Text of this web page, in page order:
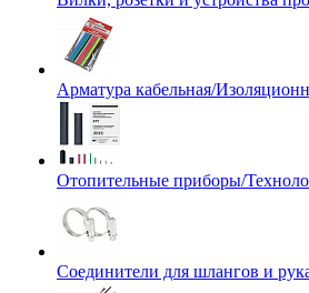
Арматура кабельная/
Отопительные приборы/
Соединители для шлангов и